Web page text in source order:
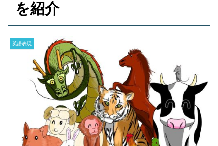
を紹介
英語表現